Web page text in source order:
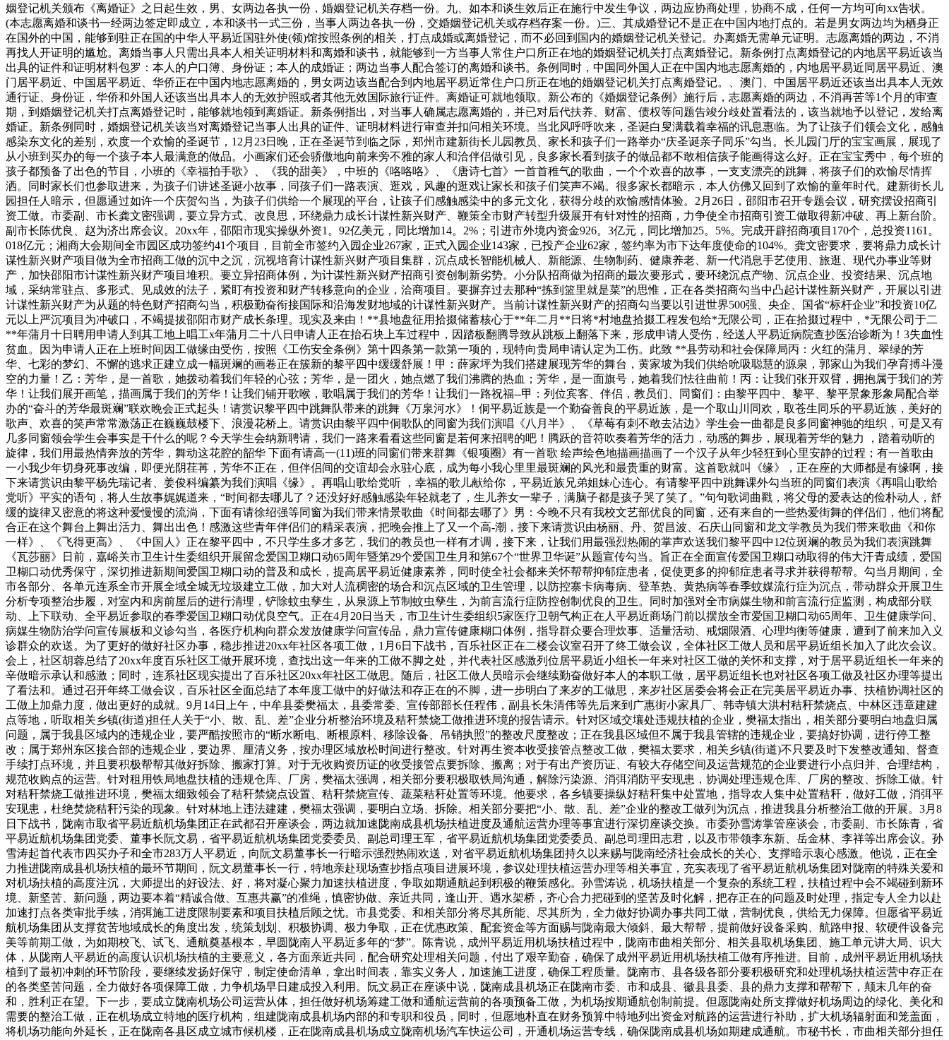
姻登记机关颁布《离婚证》之日起生效，男、女两边各执一份，婚姻登记机关存档一份。九、如本和谈生效后正在施行中发生争议，两边应协商处理，协商不成，任何一方均可向xx告状。
(本志愿离婚和谈书一经两边签定即成立，本和谈书一式三份，当事人两边各执一份，交婚姻登记机关或存档存案一份。)三、其成婚登记不是正在中国内地打点的。若是男女两边均为栖身正
在国外的中国，能够到驻正在国的中华人平易近国驻外使(领)馆按照条例的相关，打点成婚或离婚登记，而不必回到国内的婚姻登记机关登记。办离婚无需单元证明。志愿离婚的两边，不消
再找人开证明的尴尬。离婚当事人只需出具本人相关证明材料和离婚和谈书，就能够到一方当事人常住户口所正在地的婚姻登记机关打点离婚登记。新条例打点离婚登记的内地居平易近该当
出具的证件和证明材料包罗：本人的户口簿、身份证；本人的成婚证；两边当事人配合签订的离婚和谈书。条例同时，中国同外国人正在中国内地志愿离婚的，内地居平易近同居平易近、澳
门居平易近、中国居平易近、华侨正在中国内地志愿离婚的，男女两边该当配合到内地居平易近常住户口所正在地的婚姻登记机关打点离婚登记。、澳门、中国居平易近还该当出具本人无效
通行证、身份证，华侨和外国人还该当出具本人的无效护照或者其他无效国际旅行证件。离婚证可就地领取。新公布的《婚姻登记条例》施行后，志愿离婚的两边，不消再苦等1个月的审查
期，到婚姻登记机关打点离婚登记时，能够就地领到离婚证。新条例指出，对当事人确属志愿离婚的，并已对后代扶养、财富、债权等问题告竣分歧处置看法的，该当就地予以登记，发给离
婚证。新条例同时，婚姻登记机关该当对离婚登记当事人出具的证件、证明材料进行审查并扣问相关环境。当北风呼呼吹来，圣诞白叟满载着幸福的讯息惠临。为了让孩子们领会文化，感触
感染东文化的差别，欢度一个欢愉的圣诞节，12月23日晚，正在圣诞节到临之际，郑州市建新街长儿园教员、家长和孩子们一路举办“庆圣诞亲子同乐”勾当。长儿园门厅的宝宝画展，展现了
从小班到买办的每一个孩子本人最满意的做品。小画家们还会骄傲地向前来旁不雅的家人和洽伴侣做引见，良多家长看到孩子的做品都不敢相信孩子能画得这么好。正在宝宝秀中，每个班的
孩子都预备了出色的节目，小班的《幸福拍手歌》、《我的甜美》，中班的《咯咯咯》、《唐诗七首》一首首稚气的歌曲，一个个欢喜的故事，一支支漂亮的跳舞，将孩子们的欢愉尽情挥
洒。同时家长们也参取进来，为孩子们讲述圣诞小故事，同孩子们一路表演、逛戏，风趣的逛戏让家长和孩子们笑声不竭。很多家长都暗示，本人仿佛又回到了欢愉的童年时代。建新街长儿
园担任人暗示，但愿通过如许一个庆贺勾当，为孩子们供给一个展现的平台，让孩子们感触感染中的多元文化，获得分歧的欢愉感情体验。2月26日，邵阳市召开专题会议，研究摆设招商引
资工做。市委副、市长龚文密强调，要立异方式、改良思，环绕鼎力成长计谋性新兴财产、鞭策全市财产转型升级展开有针对性的招商，力争使全市招商引资工做取得新冲破、再上新台阶。
副市长陈优良、赵为济出席会议。20xx年，邵阳市现实操纵外资1。92亿美元，同比增加14。2%；引进市外境内资金926。3亿元，同比增加25。5%。完成开辟招商项目170个，总投资1161。
018亿元；湘商大会期间全市园区成功签约41个项目，目前全市签约入园企业267家，正式入园企业143家，已投产企业62家，签约率为市下达年度使命的104%。龚文密要求，要将鼎力成长计
谋性新兴财产项目做为全市招商工做的沉中之沉，沉视培育计谋性新兴财产项目集群，沉点成长智能机械人、新能源、生物制药、健康养老、新一代消息手艺使用、旅逛、现代办事业等财
产，加快邵阳市计谋性新兴财产项目堆积。要立异招商体例，为计谋性新兴财产招商引资创制新劣势。小分队招商做为招商的最次要形式，要环绕沉点产物、沉点企业、投资结果、沉点地
域，采纳常驻点、多形式、见成效的法子，紧盯有投资和财产转移意向的企业，洽商项目。要摒弃过去那种“拣到篮里就是菜”的思惟，正在各类招商勾当中凸起计谋性新兴财产，开展以引进
计谋性新兴财产为从题的特色财产招商勾当，积极勤奋衔接国际和沿海发财地域的计谋性新兴财产。当前计谋性新兴财产的招商勾当要以引进世界500强、央企、国省“标杆企业”和投资10亿
元以上严沉项目为冲破口，不竭提拔邵阳市财产成长条理。现实及来由！**县地盘征用拾掇储蓄核心于**年二月**日将*村地盘拾掇工程发包给*无限公司，正在拾掇过程中，*无限公司于二
**年蒲月十日聘用申请人到其工地上唱工x年蒲月二十八日申请人正在抬石块上车过程中，因踏板翻腾导致从跳板上翻落下来，形成申请人受伤，经送人平易近病院查抄医治诊断为！3失血性
贫血。因为申请人正在上班时间因工做缘由受伤，按照《工伤安全条例》第十四条第一款第一项的，现特向贵局申请认定为工伤。此致 **县劳动和社会保障局丙：火红的蒲月、翠绿的芳
华、七彩的梦幻、不懈的逃求正建立成一幅斑斓的画卷正在簇新的黎平四中缓缓舒展！甲：薛家坪为我们搭建展现芳华的舞台，黄家坡为我们供给吮吸聪慧的源泉，郭家山为我们孕育搏斗漫
空的力量！乙：芳华，是一首歌，她拨动着我们年轻的心弦；芳华，是一团火，她点燃了我们沸腾的热血；芳华，是一面旗号，她着我们怯往曲前！丙：让我们张开双臂，拥抱属于我们的芳
华！让我们展开画笔，描画属于我们的芳华！让我们铺开歌喉，歌唱属于我们的芳华！让我们一路祝福--甲：列位宾客、伴侣，教员们、同窗们：由黎平四中、黎平、黎平景象形象局配合举
办的“奋斗的芳华最斑斓”联欢晚会正式起头！请赏识黎平四中跳舞队带来的跳舞《万泉河水》！侗平易近族是一个勤奋善良的平易近族，是一个取山川同欢，取苍生同乐的平易近族，美好的
歌声、欢喜的笑声常常激荡正在巍巍鼓楼下、浪漫花桥上。请赏识由黎平四中侗歌队的同窗为我们演唱《八月半》、《草莓有刺不敢去沾边》学生会一曲都是良多同窗神驰的组织，可是又有
几多同窗领会学生会事实是干什么的呢？今天学生会纳新聘请，我们一路来看看这些同窗是若何来招聘的吧！腾跃的音符吹奏着芳华的活力，动感的舞步，展现着芳华的魅力 ，踏着动听的
旋律，我们用最热情奔放的芳华，舞动这花腔的韶华 下面有请高一(11)班的同窗们带来群舞《银项圈》有一首歌 绘声绘色地描画描画了一个汉子从年少轻狂到心里安静的过程；有一首歌由
一小我少年切身死事改编，即便光阴荏苒，芳华不正在，但伴侣间的交谊却会永驻心底，成为每小我心里里最斑斓的风光和最贵重的财富。这首歌就叫《缘》，正在座的大师都是有缘啊，接
下来请赏识由黎平杨先瑞记者、姜俊科编纂为我们演唱《缘》。再唱山歌给党听 ，幸福的歌儿献给你 ，平易近族兄弟姐妹心连心。有请黎平四中跳舞课外勾当班的同窗们表演《再唱山歌给
党听》平实的语句，将人生故事娓娓道来，“时间都去哪儿了？还没好好感触感染年轻就老了，生儿养女一辈子，满脑子都是孩子哭了笑了。”句句歌词曲戳，将父母的爱表达的俭朴动人，舒
缓的旋律又密意的将这种爱慢慢的流淌，下面有请徐绍强等同窗为我们带来情景歌曲《时间都去哪了》男：今晚不只有我校文艺部优良的同窗，还有来自的一些热爱街舞的伴侣们，他们将配
合正在这个舞台上舞出活力、舞出出色！感激这些青年伴侣们的精采表演，把晚会推上了又一个高-潮，接下来请赏识由杨丽、丹、贺昌波、石庆山同窗和龙文学教员为我们带来歌曲《和你
一样》、《飞得更高》、《中国人》正在黎平四中，不只学生多才多艺，我们的教员也一样有才调，接下来，让我们用最强烈热闹的掌声欢送我们黎平四中12位斑斓的教员为我们表演跳舞
《瓦莎丽》日前，嘉峪关市卫生计生委组织开展留念爱国卫糊口动65周年暨第29个爱国卫生月和第67个“世界卫华诞”从题宣传勾当。旨正在全面宣传爱国卫糊口动取得的伟大汗青成绩，爱国
卫糊口动优秀保守，深切推进新期间爱国卫糊口动的普及和成长，提高居平易近健康素养，同时使全社会都来关怀帮帮抑郁症患者，促使更多的抑郁症患者寻求并获得帮帮。勾当月期间，全
市各部分、各单元连系全市开展全域全城无垃圾建立工做，加大对人流稠密的场合和沉点区域的卫生管理，以防控寨卡病毒病、登革热、黄热病等春季蚊媒流行症为沉点，带动群众开展卫生
分析专项整治步履，对室内和房前屋后的进行清理，铲除蚊虫孳生，从泉源上节制蚊虫孳生，为前言流行症防控创制优良的卫生。同时加强对全市病媒生物和前言流行症监测，构成部分联
动、上下联动、全平易近参取的春季爱国卫糊口动优良空气。正在4月20日当天，市卫生计生委组织5家医疗卫朝气构正在人平易近商场门前以摆放全市爱国卫糊口动65周年、卫生健康学问、
病媒生物防治学问宣传展板和义诊勾当，各医疗机构向群众发放健康学问宣传品，鼎力宣传健康糊口体例，指导群众要合理炊事、适量活动、戒烟限酒、心理均衡等健康，遭到了前来加入义
诊群众的欢送。为了更好的做好社区办事，稳步推进20xx年社区各项工做，1月6日下战书，百乐社区正在二楼会议室召开了终工做会议，全体社区工做人员和居平易近组长加入了此次会议。
会上，社区胡蓉总结了20xx年度百乐社区工做开展环境，查找出这一年来的工做不脚之处，并代表社区感激列位居平易近小组长一年来对社区工做的关怀和支撑，对于居平易近组长一年来的
辛做暗示承认和感激；同时，连系社区现实提出了百乐社区20xx年社区工做思。随后，社区工做人员暗示会继续勤奋做好本人的本职工做，居平易近组长也对社区各项工做及社区办理等提出
了看法和。通过召开年终工做会议，百乐社区全面总结了本年度工做中的好做法和存正在的不脚，进一步明白了来岁的工做思，来岁社区居委会将会正在完美居平易近办事、扶植协调社区的
工做上加鼎力度，做出更好的成就。9月14日上午，中牟县委樊福太，县委常委、宣传部部长任程伟，副县长朱清伟等先后来到广惠街小家具厂、韩寺镇大洪村秸秆禁烧点、中林区违章建建
点等地，听取相关乡镇(街道)担任人关于“小、散、乱、差”企业分析整治环境及秸秆禁烧工做推进环境的报告请示。针对区域交壤处违规扶植的企业，樊福太指出，相关部分要明白地盘归属
问题，属于我县区域内的违规企业，要严酷按照市的“断水断电、断根原料、移除设备、吊销执照”的整改尺度整改；正在我县区域但不属于我县管辖的违规企业，要搞好协调，进行停工整
改；属于郑州东区接合部的违规企业，要边界、厘清义务，按办理区域放松时间进行整改。针对再生资本收受接管点整改工做，樊福太要求，相关乡镇(街道)不只要及时下发整改通知、督查
手续打点环境，并且要积极帮帮其做好拆除、搬家打算。对于无收购资历证的收受接管点要拆除、搬离；对于有出产资历证、有较大存储空间及运营规范的企业要进行小点归并、合理结构，
规范收购点的运营。针对租用铁局地盘扶植的违规仓库、厂房，樊福太强调，相关部分要积极取铁局沟通，解除污染源、消弭消防平安现患，协调处理违规仓库、厂房的整改、拆除工做。针
对秸秆禁烧工做推进环境，樊福太细致领会了秸秆禁烧点设置、秸秆禁烧宣传、蔬菜秸秆处置等环境。他要求，各乡镇要操纵好秸秆集中处置地，指导农人集中处置秸秆，做好工做，消弭平
安现患，杜绝焚烧秸秆污染的现象。针对林地上违法建建，樊福太强调，要明白立场、拆除。相关部分要把“小、散、乱、差”企业的整改工做列为沉点，推进我县分析整治工做的开展。3月8
日下战书，陇南市取省平易近航机场集团正在武都召开座谈会，两边就加速陇南成县机场扶植进度及通航运营办理等事宜进行深切座谈交换。市委孙雪涛掌管座谈会，市委副、市长陈青，省
平易近航机场集团党委、董事长阮文易，省平易近航机场集团党委委员、副总司理王军，省平易近航机场集团党委委员、副总司理田志君，以及市带领李东新、岳金林、李祥等出席会议。孙
雪涛起首代表市四买办子和全市283万人平易近，向阮文易董事长一行暗示强烈热闹欢送，对省平易近航机场集团持久以来赐与陇南经济社会成长的关心、支撑暗示衷心感激。他说，正在全
力推进陇南成县机场扶植的最环节期间，阮文易董事长一行，特地亲赴现场查抄指点项目进展环境，参议处理扶植运营办理等相关事宜，充实表现了省平易近航机场集团对陇南的特殊关爱和
对机场扶植的高度注沉，大师提出的好设法、好，将对凝心聚力加速扶植进度，争取如期通航起到积极的鞭策感化。孙雪涛说，机场扶植是一个复杂的系统工程，扶植过程中会不竭碰到新环
境、新坚苦、新问题，两边要本着“精诚合做、互惠共赢”的准绳，慎密协做、亲近共同，逢山开、遇水架桥，齐心合力把碰到的坚苦及时化解，把存正在的问题及时处理，指定专人全力以赴
加速打点各类审批手续，消弭施工进度限制要素和项目扶植后顾之忧。市县党委、和相关部分将尽其所能、尽其所为，全力做好协调办事共同工做，营制优良，供给无力保障。但愿省平易近
航机场集团从支撑贫苦地域成长的角度出发，统策划划、积极协调、极力争取，正在优惠政策、配套资金等方面赐与陇南最大倾斜、最大帮帮，提前做好设备采购、航路申报、软硬件设备完
美等前期工做，为如期校飞、试飞、通航奠基根本，早圆陇南人平易近多年的“梦”。陈青说，成州平易近用机场扶植过程中，陇南市曲相关部分、相关县取机场集团、施工单元讲大局、识大
体，从陇南人平易近的高度认识机场扶植的主要意义，各方面亲近共同，配合研究处理相关问题，付出了艰辛勤奋，确保了成州平易近用机场扶植工做有序推进。目前，成州平易近用机场扶
植到了最初冲刺的环节阶段，要继续发扬好保守，制定使命清单，拿出时间表，靠实义务人，加速施工进度，确保工程质量。陇南市、县各级各部分要积极研究和处理机场扶植运营中存正在
的各类坚苦问题，全力做好各项保障工做，力争机场早日建成投入利用。阮文易正在座谈中说，陇南成县机场正在陇南市委、市和成县、徽县县委、县的鼎力支撑和帮帮下，颠末几年的奋
和，胜利正在望。下一步，要成立陇南机场公司运营从体，担任做好机场筹建工做和通航运营前的各项预备工做，为机场按期通航创制前提。但愿陇南处所支撑做好机场周边的绿化、美化和
需要的整治工做，正在机场成立特地的医疗机构，组建陇南成县机场内部的和专职和役员，同时，但愿地朴直在财务预算中特地列出资金对航路的运营进行补助，扩大机场辐射面和笼盖面，
将机场功能向外延长，正在陇南各县区成立城市候机楼，正在陇南成县机场成立陇南机场汽车快运公司，开通机场运营专线，确保陇南成县机场如期建成通航。市秘书长，市曲相关部分担任